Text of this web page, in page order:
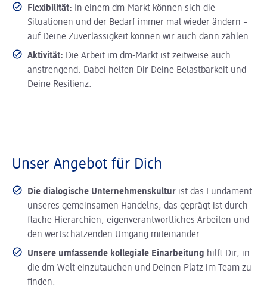
Flexibilität:
In einem dm-Markt können sich die
Situationen und der Bedarf immer mal wieder ändern –
auf Deine Zuverlässigkeit können wir auch dann zählen.
Aktivität: Die Arbeit im dm-Markt ist zeitweise auch
anstrengend. Dabei helfen Dir Deine Belastbarkeit und
Deine Resilienz.
Unser Angebot für Dich
Die dialogische Unternehmenskultur ist das Fundament
unseres gemeinsamen Handelns, das geprägt ist durch
flache Hierarchien, eigenverantwortliches Arbeiten und
den wertschätzenden Umgang miteinander.
Unsere umfassende kollegiale Einarbeitung hilft Dir, in
die dm-Welt einzutauchen und Deinen Platz im Team zu
finden.